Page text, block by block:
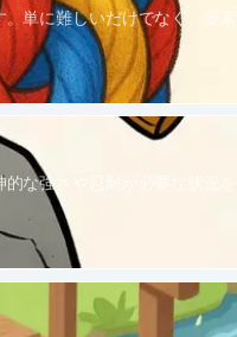
単に難しいだけでなく、要素
な強さや忍耐が必要な状況を